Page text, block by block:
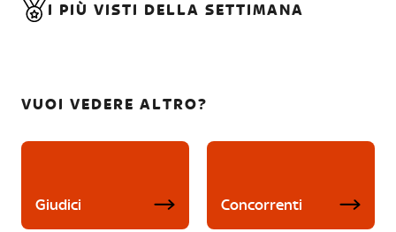
I PIÙ VISTI DELLA SETTIMANA
VUOI VEDERE ALTRO?
Giudici Concorrenti